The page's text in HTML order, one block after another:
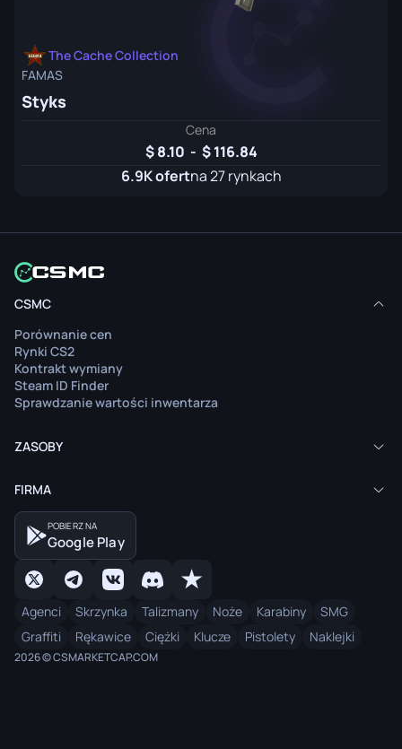
The Cache Collection
FAMAS
Styks
Cena
8.10 -
116.84
6.9K ofertna 27 rynkach
CSMC
Porównanie cen
Rynki CS2
Kontrakt wymiany
Steam ID Finder
Sprawdzanie wartości inwentarza
ZASOBY
FIRMA
POBIERZ NA
Google Play
Agenci Skrzynka Talizmany Noże Karabiny
SMG
Graffiti
Rękawice Ciężki Klucze Pistolety Naklejki
2026 © CSMARKETCAP.COM